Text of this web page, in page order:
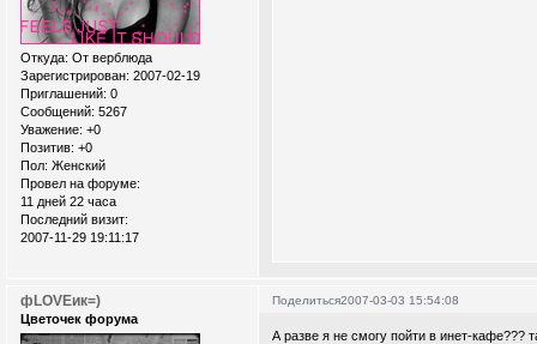
Откуда: От верблюда
Зарегистрирован: 2007-02-19
Приглашений: 0
Сообщений: 5267
Уважение: +0
Позитив: +0
Пол: Женский
Провел на форуме:
11 дней 22 часа
Последний визит:
2007-11-29 19:11:17
Поделиться2007-03-03 15:54:08
фLOVEик=)
Цветочек форума
А разве я не смогу пойти в инет-кафе???